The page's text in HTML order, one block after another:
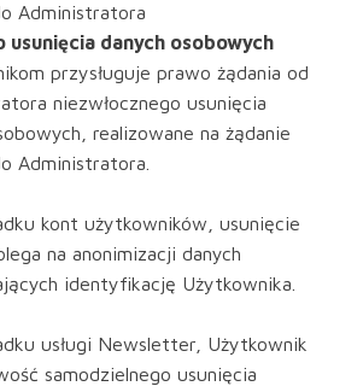
Administratora
usunięcia danych osobowych
przysługuje prawo żądania od
niezwłocznego usunięcia
realizowane na żądanie
Administratora.
kont użytkowników, usunięcie
na anonimizacji danych
identyfikację Użytkownika.
usługi Newsletter, Użytkownik
samodzielnego usunięcia